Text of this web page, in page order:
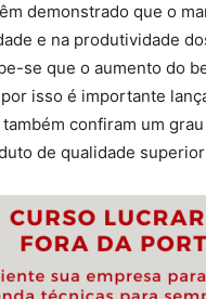
demonstrado que o
e na produtividade
se que o aumento do
isso é importante
confiram um
de qualidade